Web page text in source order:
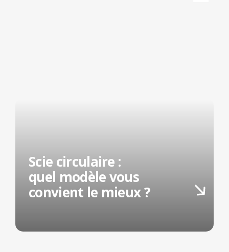
Scie circulaire :
quel modèle vous
convient le mieux ?